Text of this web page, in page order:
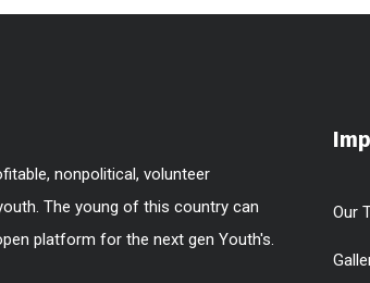
nonpolitical, volunteer
The young of this country can
platform for the next gen Youth's.
Our